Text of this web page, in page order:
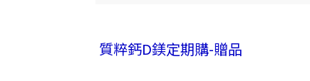
質粹鈣D鎂定期購-贈品